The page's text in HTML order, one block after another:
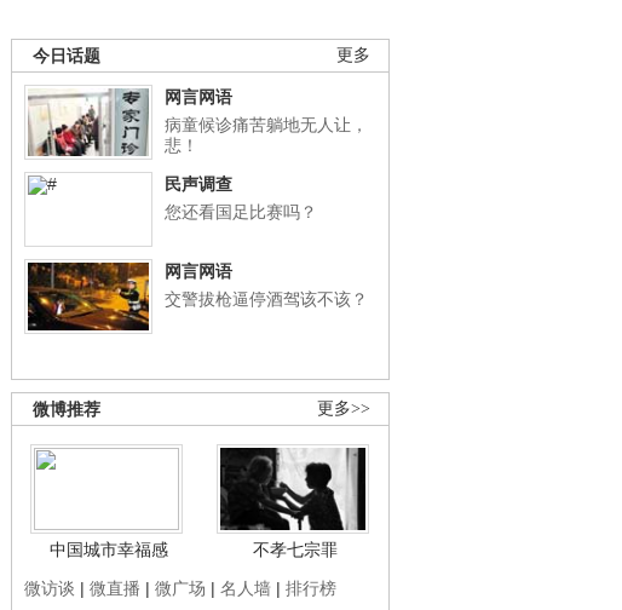
更多
今日话题
网言网语
病童候诊痛苦躺地无人让，
悲！
民声调查
您还看国足比赛吗？
网言网语
交警拔枪逼停酒驾该不该？
更多>>
微博推荐
中国城市幸福感
不孝七宗罪
微访谈 | 微直播 | 微广场 | 名人墙 | 排行榜